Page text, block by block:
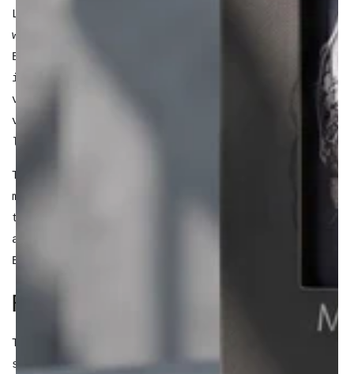
L'ensemble du contenu présent sur le site
www.theholybarbercompany.fr, et Homme Pur
Barbershop, incluant notamment les textes,
images, photographies, logos, graphismes,
vidéos, icônes, produits, marques et éléments
visuels, est protégé par les lois relatives à
la propriété intellectuelle.
Toute reproduction, représentation,
modification, diffusion ou exploitation,
totale ou partielle, du contenu du site sans
autorisation préalable écrite de The HOLY
BARBER est interdite.
RESPONSABILITÉ
The HOLY BARBER s'efforce de fournir sur son
site des informations aussi précises que